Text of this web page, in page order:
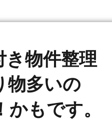
き物件整理
物多いの
もです。